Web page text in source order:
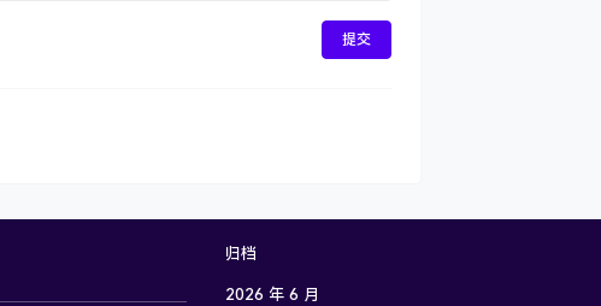
提交
归档
2026 年 6 月